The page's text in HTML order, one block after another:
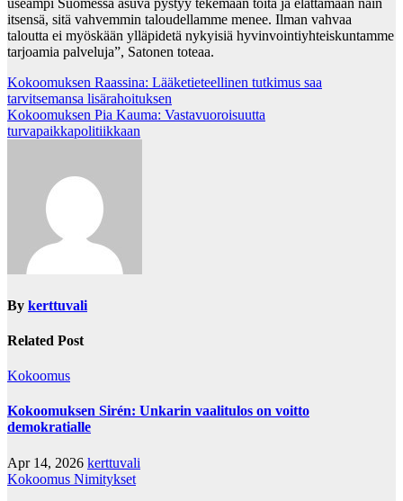
useampi Suomessa asuva pystyy tekemään töitä ja elättämään näin
itsensä, sitä vahvemmin taloudellamme menee. Ilman vahvaa
taloutta ei myöskään ylläpidetä nykyisiä hyvinvointiyhteiskuntamme
tarjoamia palveluja”, Satonen toteaa.
Post
navigation
Kokoomuksen Raassina: Lääketieteellinen tutkimus saa
tarvitsemansa lisärahoituksen
Kokoomuksen Pia Kauma: Vastavuoroisuutta
turvapaikkapolitiikkaan
By kerttuvali
Related Post
Kokoomus
Kokoomuksen Sirén: Unkarin vaalitulos on voitto
demokratialle
Apr 14, 2026 kerttuvali
Kokoomus Nimitykset